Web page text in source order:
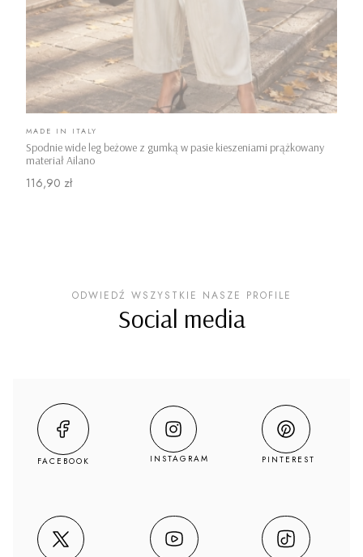
Spodnie wide leg beżowe z gumką w pasie kieszeniami prążkowany
materiał Ailano
PRODUCENT
MADE IN ITALY
Cena
116,90 zł
ODWIEDŹ WSZYSTKIE NASZE PROFILE
Social media
FACEBOOK INSTAGRAM PINTEREST